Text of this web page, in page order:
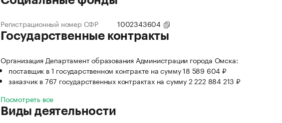
Регистрационный номер СФР 1002343604
Государственные контракты
Организация Департамент образования Администрации города Омска:
поставщик в 1 государственном контракте на сумму 18 589 604 ₽
заказчик в 767 государственных контрактах на сумму 2 222 884 213 ₽
Посмотреть все
Виды деятельности